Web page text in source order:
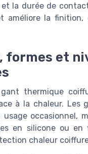
la durée de
améliore la finition,
formes et
thermique
à la chaleur.
occasionnel,
en silicone ou
chaleur